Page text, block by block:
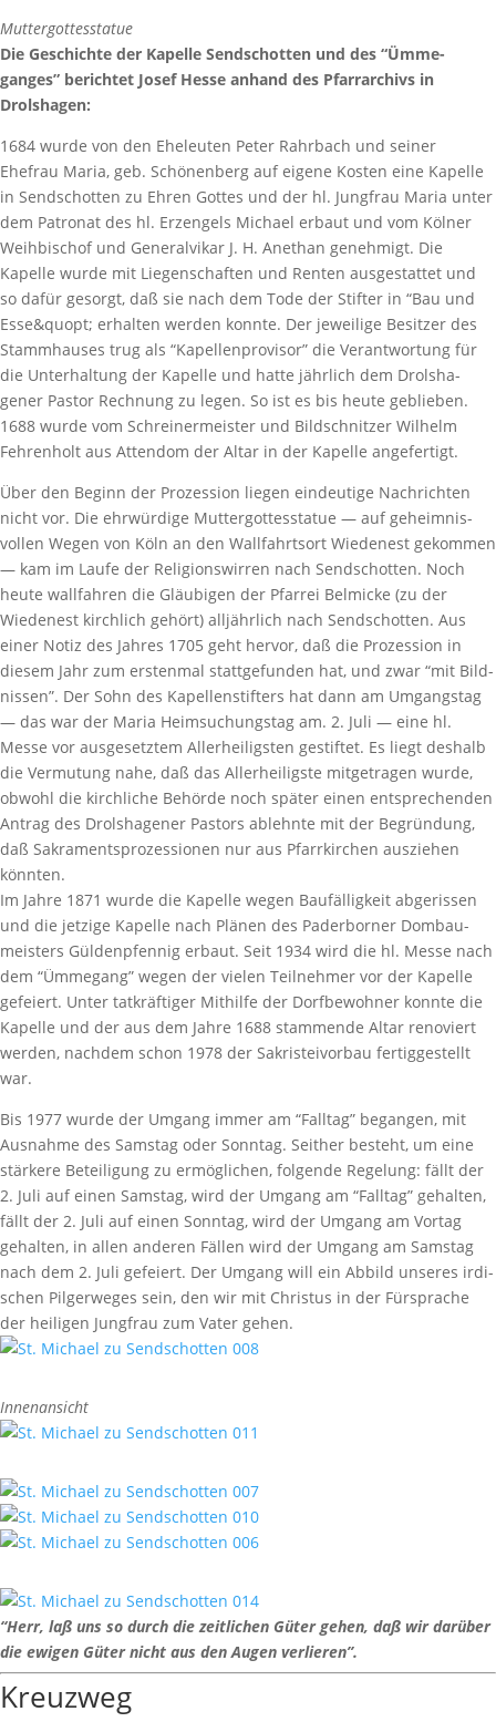
Mutter­got­tes­statue
Die Geschichte der Kapelle Send­schotten und des “Ümme­
ganges” berichtet Josef Hesse anhand des Pfarr­ar­chivs in
Drolshagen:
1684 wurde von den Eheleuten Peter Rahr­bach und seiner
Ehefrau Maria, geb. Schö­nen­berg auf eigene Kosten eine Kapelle
in Send­schotten zu Ehren Gottes und der hl. Jung­frau Maria unter
dem Patronat des hl. Erzengels Michael erbaut und vom Kölner
Weih­bi­schof und Gene­ral­vikar J. H. Anethan geneh­migt. Die
Kapelle wurde mit Liegen­schaften und Renten ausge­stattet und
so dafür gesorgt, daß sie nach dem Tode der Stifter in “Bau und
Esse&quopt; erhalten werden konnte. Der jewei­lige Besitzer des
Stamm­hauses trug als “Kapel­len­pro­visor” die Verant­wor­tung für
die Unter­hal­tung der Kapelle und hatte jähr­lich dem Drol­s­ha­
gener Pastor Rech­nung zu legen. So ist es bis heute geblieben.
1688 wurde vom Schrei­ner­meister und Bild­schnitzer Wilhelm
Fehren­holt aus Attendom der Altar in der Kapelle angefertigt.
Über den Beginn der Prozes­sion liegen eindeu­tige Nach­richten
nicht vor. Die ehrwür­dige Mutter­got­tes­statue — auf geheim­nis­
vollen Wegen von Köln an den Wall­fahrtsort Wiedenest gekommen
— kam im Laufe der Reli­gi­ons­wirren nach Send­schotten. Noch
heute wall­fahren die Gläu­bigen der Pfarrei Belmicke (zu der
Wiedenest kirch­lich gehört) alljähr­lich nach Send­schotten. Aus
einer Notiz des Jahres 1705 geht hervor, daß die Prozes­sion in
diesem Jahr zum erstenmal statt­ge­funden hat, und zwar “mit Bild­
nissen”. Der Sohn des Kapel­len­stif­ters hat dann am Umgangstag
— das war der Maria Heim­su­chungstag am. 2. Juli — eine hl.
Messe vor ausge­setztem Aller­hei­ligsten gestiftet. Es liegt deshalb
die Vermu­tung nahe, daß das Aller­hei­ligste mitge­tragen wurde,
obwohl die kirch­liche Behörde noch später einen entspre­chenden
Antrag des Drol­s­ha­gener Pastors ablehnte mit der Begrün­dung,
daß Sakra­ments­pro­zes­sionen nur aus Pfarr­kir­chen ausziehen
könnten.
Im Jahre 1871 wurde die Kapelle wegen Baufäl­lig­keit abge­rissen
und die jetzige Kapelle nach Plänen des Pader­borner Dombau­
meis­ters Gülden­pfennig erbaut. Seit 1934 wird die hl. Messe nach
dem “Ümme­gang” wegen der vielen Teil­nehmer vor der Kapelle
gefeiert. Unter tatkräf­tiger Mithilfe der Dorf­be­wohner konnte die
Kapelle und der aus dem Jahre 1688 stam­mende Altar reno­viert
werden, nachdem schon 1978 der Sakris­tei­vorbau fertig­ge­stellt
war.
Bis 1977 wurde der Umgang immer am “Falltag” begangen, mit
Ausnahme des Samstag oder Sonntag. Seither besteht, um eine
stär­kere Betei­li­gung zu ermög­li­chen, folgende Rege­lung: fällt der
2. Juli auf einen Samstag, wird der Umgang am “Falltag” gehalten,
fällt der 2. Juli auf einen Sonntag, wird der Umgang am Vortag
gehalten, in allen anderen Fällen wird der Umgang am Samstag
nach dem 2. Juli gefeiert. Der Umgang will ein Abbild unseres irdi­
schen Pilger­weges sein, den wir mit Christus in der Fürsprache
der heiligen Jung­frau zum Vater gehen.
Innen­an­sicht
“Herr, laß uns so durch die zeit­li­chen Güter gehen, daß wir darüber
die ewigen Güter nicht aus den Augen verlieren”.
Kreuzweg